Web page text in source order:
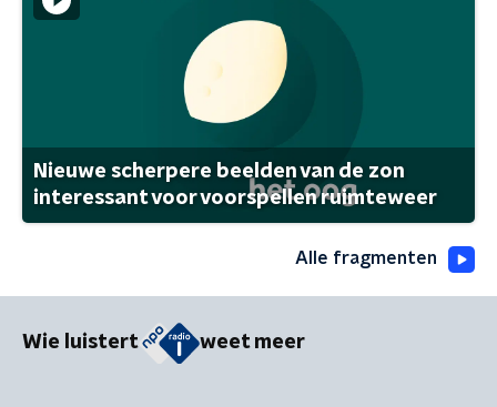
Nieuwe scherpere beelden van de zon
interessant voor voorspellen ruimteweer
Alle fragmenten
Wie luistert weet meer